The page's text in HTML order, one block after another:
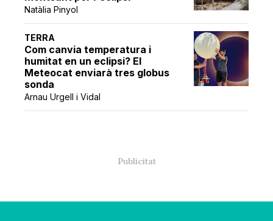
Natàlia Pinyol
TERRA
Com canvia temperatura i
humitat en un eclipsi? El
Meteocat enviarà tres globus
sonda
Arnau Urgell i Vidal